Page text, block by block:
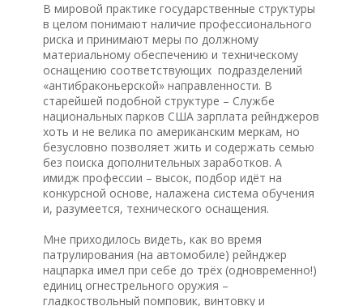
В мировой практике государственные структуры
в целом понимают наличие профессионального
риска и принимают меры по должному
материальному обеспечению и техническому
оснащению соответствующих подразделений
«антибраконьерской» направленности. В
старейшей подобной структуре – Службе
национальных парков США зарплата рейнджеров
хоть и не велика по американским меркам, но
безусловно позволяет жить и содержать семью
без поиска дополнительных заработков. А
имидж профессии – высок, подбор идёт на
конкурсной основе, налажена система обучения
и, разумеется, технического оснащения.
Мне приходилось видеть, как во время
патрулирования (на автомобиле) рейнджер
нацпарка имел при себе до трёх (одновременно!)
единиц огнестрельного оружия –
гладкоствольный помповик, винтовку и